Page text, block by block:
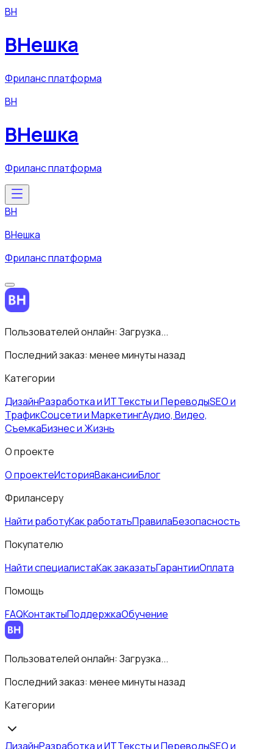
ВН
ВНешка
Фриланс платформа
ВН
ВНешка
Фриланс платформа
ВН
ВНешка
Фриланс платформа
Пользователей онлайн: Загрузка...
Последний заказ: менее минуты назад
Категории
ДизайнРазработка и ИТТексты и ПереводыSEO и
ТрафикСоцсети и МаркетингАудио, Видео,
СъемкаБизнес и Жизнь
О проекте
О проектеИсторияВакансииБлог
Фрилансеру
Найти работуКак работатьПравилаБезопасность
Покупателю
Найти специалистаКак заказатьГарантииОплата
Помощь
FAQКонтактыПоддержкаОбучение
Пользователей онлайн: Загрузка...
Последний заказ: менее минуты назад
Категории
ДизайнРазработка и ИТТексты и ПереводыSEO и